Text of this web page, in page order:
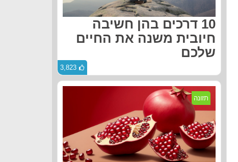
10 דרכים בהן חשיבה
חיובית משנה את החיים
שלכם
3,823
תזונה